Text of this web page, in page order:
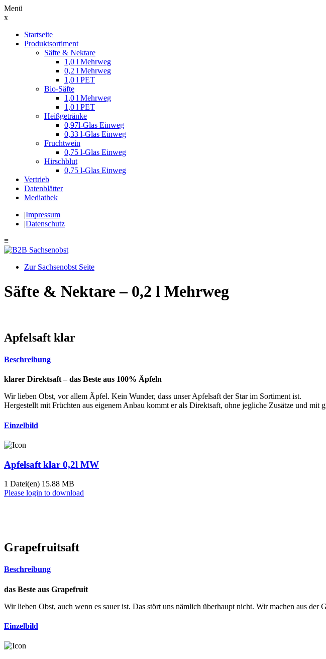
Menü
x
nach:
Startseite
Produktsortiment
Säfte & Nektare
1,0 l Mehrweg
0,2 l Mehrweg
1,0 l PET
Bio-Säfte
1,0 l Mehrweg
1,0 l PET
Heißgetränke
0,97l-Glas Einweg
0,33 l-Glas Einweg
Fruchtwein
0,75 l-Glas Einweg
Hirschblut
0,75 l-Glas Einweg
Vertrieb
Datenblätter
Mediathek
|Impressum
|Datenschutz
≡
Zur Sachsenobst Seite
nach:
Säfte & Nektare – 0,2 l Mehrweg
Apfelsaft klar
Beschreibung
klarer Direktsaft – das Beste aus 100% Äpfeln
Wir lieben Obst, vor allem Äpfel. Kein Wunder, dass unser Apfelsaft der Star im Sortiment ist.
Hergestellt mit Früchten aus eigenem Anbau kommt er als Direktsaft, ohne jegliche Zusätze und mit
Einzelbild
Apfelsaft klar 0,2l MW
1 Datei(en) 15.88 MB
Please login to download
Grapefruitsaft
Beschreibung
das Beste aus Grapefruit
Wir lieben Obst, auch wenn es sauer ist. Das stört uns nämlich überhaupt nicht. Wir machen aus
Einzelbild